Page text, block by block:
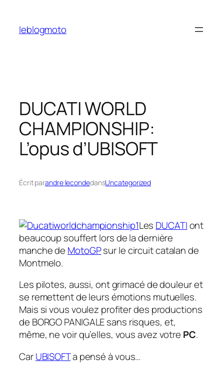
contenu
leblogmoto
DUCATI WORLD
CHAMPIONSHIP:
L’opus d’UBISOFT
Écrit parandre lecondedansUncategorized
Les DUCATIont
beaucoup souffert lors de la dernière
manche de MotoGPsur le circuit catalan de
Montmelo.
Les pilotes, aussi, ont grimacé de douleur et
se remettent de leurs émotions mutuelles.
Mais si vous voulez profiter des productions
de BORGO PANIGALE sans risques, et,
même, ne voir qu’elles, vous avez votre PC.
CarUBISOFTa pensé à vous…